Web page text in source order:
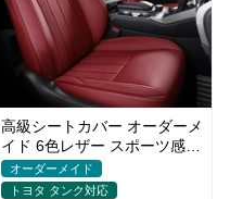
高級シートカバー オーダーメ
イド 6色レザー スポーツ感
耐摩耗性 軽/普自動車 SUV
オーダーメイド
トヨタ タンク対応